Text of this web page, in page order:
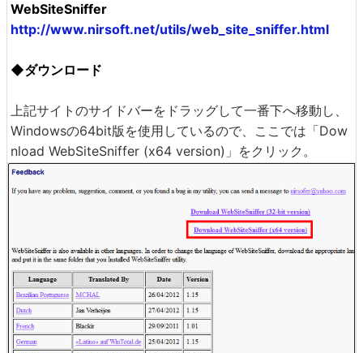
WebSiteSniffer
http://www.nirsoft.net/utils/web_site_sniffer.html
◆ダウンロード
上記サイトのサイドバーをドラッグして一番下へ移動し、
Windowsの64bit版を使用しているので、ここでは「Dow
nload WebSiteSniffer (x64 version)」をクリック。